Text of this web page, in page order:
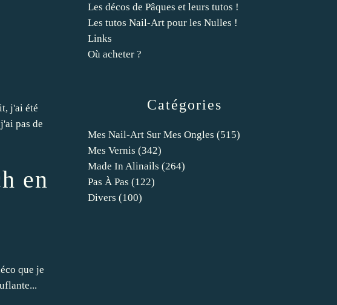
j'ai été
pas de
en
que je
Catégories
Mes Nail-Art Sur Mes Ongles (515)
Mes Vernis (342)
Made In Alinails (264)
Pas À Pas (122)
Divers (100)
Les décos de Pâques et leurs tutos !
Les tutos Nail-Art pour les Nulles !
Links
Où acheter ?